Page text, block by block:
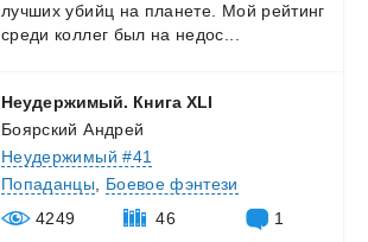
лучших убийц на планете. Мой рейтинг
среди коллег был на недос...
Неудержимый. Книга XLI
Боярский Андрей
Неудержимый #41
Попаданцы
Боевое фэнтези
4249
46
1